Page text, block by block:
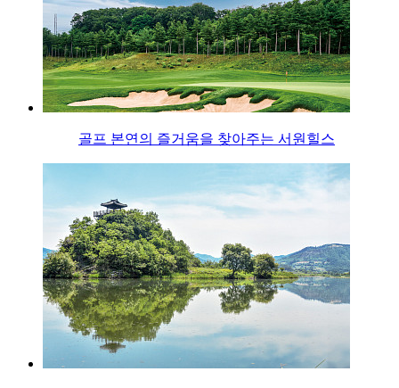
골프 본연의 즐거움을 찾아주는 서원힐스